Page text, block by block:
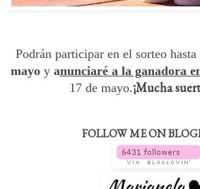
Podrán participar en el sorteo
mayoy anunciaré a la ganadora
17 de mayo.¡Mucha
FOLLOW ME ON